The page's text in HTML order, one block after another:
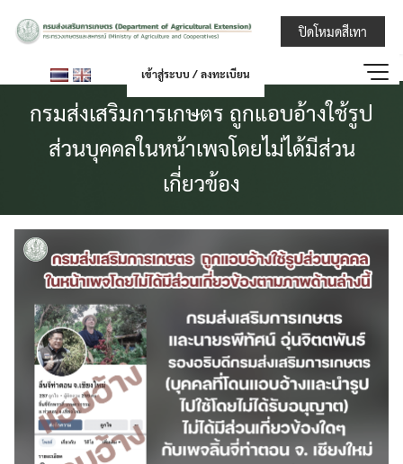
กรมส่งเสริมกา
เข้าสู่ระบบ / ลงทะเบียน
กรมส่งเสริมการเกษตร ถูกแอบอ้างใช้รูป
ส่วนบุคคลในหน้าเพจโดยไม่ได้มีส่วน
เกี่ยวข้อง
ปิดโหมดสีเทา